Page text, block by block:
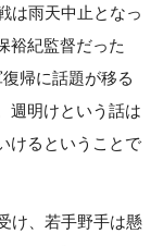
は雨天中止となっ
裕紀監督だった
帰に話題が移る
週明けという話は
けるということで
け、若手野手は懸